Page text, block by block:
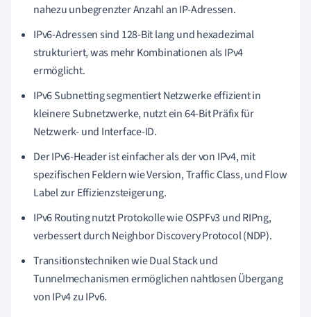
nahezu unbegrenzter Anzahl an IP-Adressen.
IPv6-Adressen sind 128-Bit lang und hexadezimal
strukturiert, was mehr Kombinationen als IPv4
ermöglicht.
IPv6 Subnetting segmentiert Netzwerke effizient in
kleinere Subnetzwerke, nutzt ein 64-Bit Präfix für
Netzwerk- und Interface-ID.
Der IPv6-Header ist einfacher als der von IPv4, mit
spezifischen Feldern wie Version, Traffic Class, und Flow
Label zur Effizienzsteigerung.
IPv6 Routing nutzt Protokolle wie OSPFv3 und RIPng,
verbessert durch Neighbor Discovery Protocol (NDP).
Transitionstechniken wie Dual Stack und
Tunnelmechanismen ermöglichen nahtlosen Übergang
von IPv4 zu IPv6.